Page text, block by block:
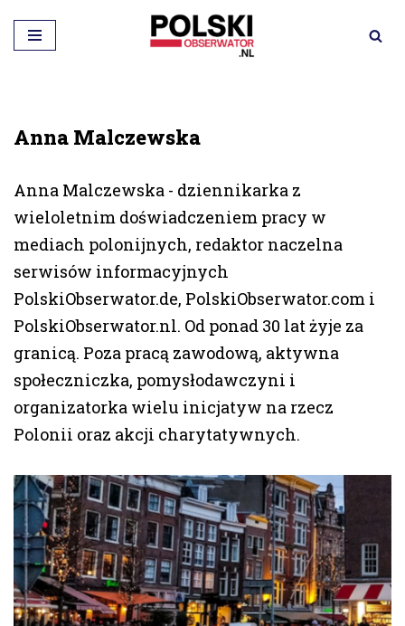
Przejdź
Anna Malczewska
Anna Malczewska - dziennikarka z
wieloletnim doświadczeniem pracy w
mediach polonijnych, redaktor naczelna
serwisów informacyjnych
PolskiObserwator.de, PolskiObserwator.com i
PolskiObserwator.nl. Od ponad 30 lat żyje za
granicą. Poza pracą zawodową, aktywna
społeczniczka, pomysłodawczyni i
organizatorka wielu inicjatyw na rzecz
Polonii oraz akcji charytatywnych.